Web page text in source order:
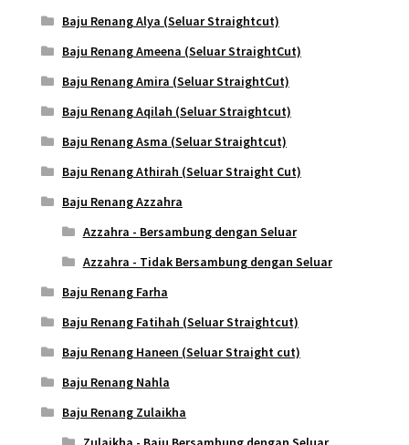
Baju Renang Alya (Seluar Straightcut)
Baju Renang Ameena (Seluar StraightCut)
Baju Renang Amira (Seluar StraightCut)
Baju Renang Aqilah (Seluar Straightcut)
Baju Renang Asma (Seluar Straightcut)
Baju Renang Athirah (Seluar Straight Cut)
Baju Renang Azzahra
Azzahra - Bersambung dengan Seluar
Azzahra - Tidak Bersambung dengan Seluar
Baju Renang Farha
Baju Renang Fatihah (Seluar Straightcut)
Baju Renang Haneen (Seluar Straight cut)
Baju Renang Nahla
Baju Renang Zulaikha